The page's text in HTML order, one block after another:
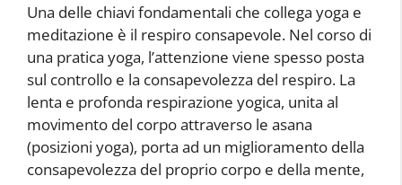
Una delle chiavi fondamentali che collega yoga e
meditazione è il respiro consapevole. Nel corso di
una pratica yoga, l’attenzione viene spesso posta
sul controllo e la consapevolezza del respiro. La
lenta e profonda respirazione yogica, unita al
movimento del corpo attraverso le asana
(posizioni yoga), porta ad un miglioramento della
consapevolezza del proprio corpo e della mente,